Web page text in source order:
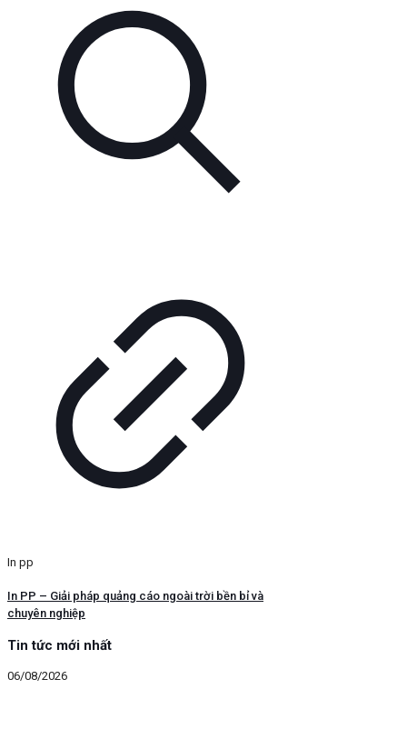
In pp
In PP – Giải pháp quảng cáo ngoài trời bền bỉ và
chuyên nghiệp
Tin tức mới nhất
06/08/2026